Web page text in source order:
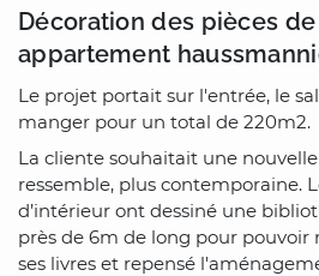
Décoration des pièces
appartement
Le projet portait sur l'entrée, le
manger pour un total de 220m2.
La cliente souhaitait une
ressemble, plus contemporaine.
d’intérieur ont dessiné une
près de 6m de long pour
ses livres et repensé